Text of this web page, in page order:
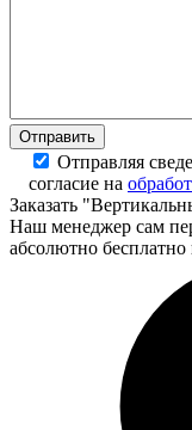
Отправляя
согласие на
Заказать
Наш менеджер сам
абсолютно